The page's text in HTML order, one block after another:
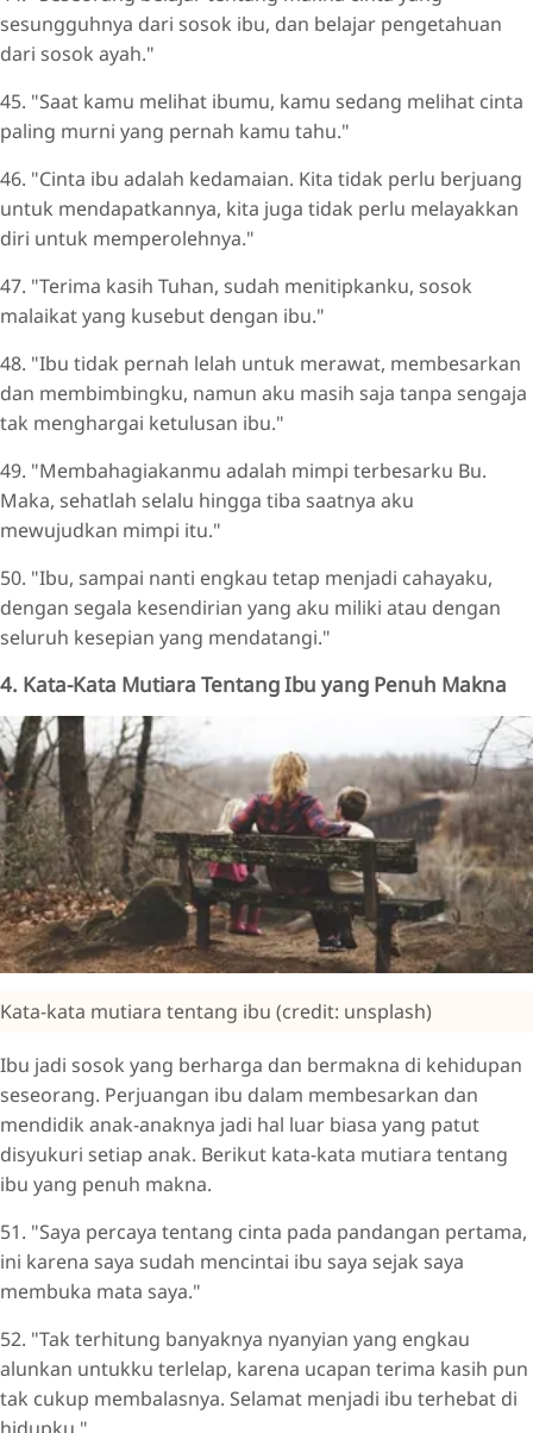
sesungguhnya dari sosok ibu, dan belajar pengetahuan
dari sosok ayah."
45. "Saat kamu melihat ibumu, kamu sedang melihat cinta
paling murni yang pernah kamu tahu."
46. "Cinta ibu adalah kedamaian. Kita tidak perlu berjuang
untuk mendapatkannya, kita juga tidak perlu melayakkan
diri untuk memperolehnya."
47. "Terima kasih Tuhan, sudah menitipkanku, sosok
malaikat yang kusebut dengan ibu."
48. "Ibu tidak pernah lelah untuk merawat, membesarkan
dan membimbingku, namun aku masih saja tanpa sengaja
tak menghargai ketulusan ibu."
49. "Membahagiakanmu adalah mimpi terbesarku Bu.
Maka, sehatlah selalu hingga tiba saatnya aku
mewujudkan mimpi itu."
50. "Ibu, sampai nanti engkau tetap menjadi cahayaku,
dengan segala kesendirian yang aku miliki atau dengan
seluruh kesepian yang mendatangi."
4. Kata-Kata Mutiara Tentang Ibu yang Penuh Makna
Kata-kata mutiara tentang ibu (credit: unsplash)
Ibu jadi sosok yang berharga dan bermakna di kehidupan
seseorang. Perjuangan ibu dalam membesarkan dan
mendidik anak-anaknya jadi hal luar biasa yang patut
disyukuri setiap anak. Berikut kata-kata mutiara tentang
ibu yang penuh makna.
51. "Saya percaya tentang cinta pada pandangan pertama,
ini karena saya sudah mencintai ibu saya sejak saya
membuka mata saya."
52. "Tak terhitung banyaknya nyanyian yang engkau
alunkan untukku terlelap, karena ucapan terima kasih pun
tak cukup membalasnya. Selamat menjadi ibu terhebat di